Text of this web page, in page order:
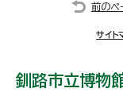
前のペ
サイト
釧路市立博物